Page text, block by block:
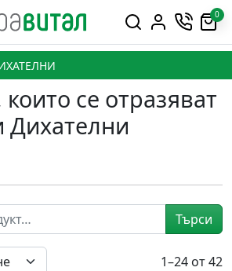
0
се отразяват
Дихателни
1–24 от 42
Търси